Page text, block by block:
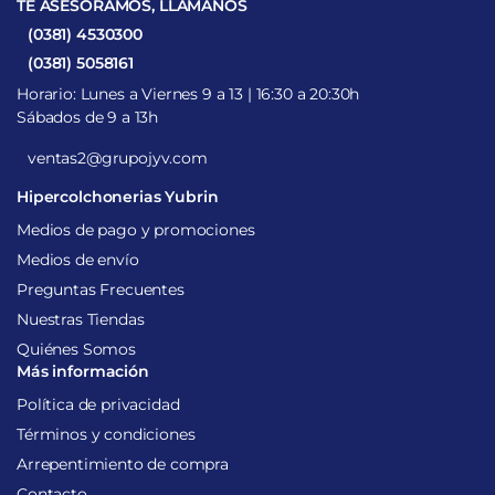
TE ASESORAMOS, LLÁMANOS
(0381) 4530300
(0381) 5058161
Horario: Lunes a Viernes 9 a 13 | 16:30 a 20:30h
Sábados de 9 a 13h
ventas2@grupojyv.com
Hipercolchonerias Yubrin
Medios de pago y promociones
Medios de envío
Preguntas Frecuentes
Nuestras Tiendas
Quiénes Somos
Más información
Política de privacidad
Términos y condiciones
Arrepentimiento de compra